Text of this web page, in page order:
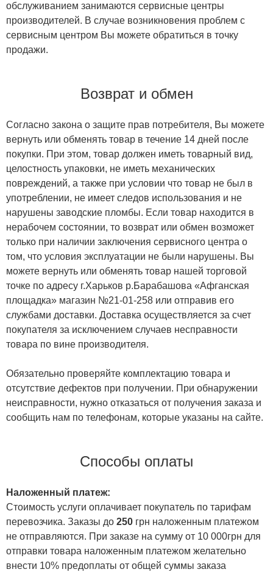
обслуживанием занимаются сервисные центры
производителей. В случае возникновения проблем с
сервисным центром Вы можете обратиться в точку
продажи.
Возврат и обмен
Согласно закона о защите прав потребителя, Вы можете
вернуть или обменять товар в течение 14 дней после
покупки. При этом, товар должен иметь товарный вид,
целостность упаковки, не иметь механических
повреждений, а также при условии что товар не был в
употреблении, не имеет следов использования и не
нарушены заводские пломбы. Если товар находится в
нерабочем состоянии, то возврат или обмен возможет
только при наличии заключения сервисного центра о
том, что условия эксплуатации не были нарушены. Вы
можете вернуть или обменять товар нашей торговой
точке по адресу г.Харьков р.Барабашова «Афганская
площадка» магазин №21-01-258 или отправив его
службами доставки. Доставка осуществляется за счет
покупателя за исключением случаев несправности
товара по вине производителя.
Обязательно проверяйте комплектацию товара и
отсутствие дефектов при получении. При обнаружении
неисправности, нужно отказаться от получения заказа и
сообщить нам по телефонам, которые указаны на сайте.
Способы оплаты
Наложенный платеж:
Стоимость услуги оплачивает покупатель по тарифам
перевозчика. Заказы до 250 грн наложенным платежом
не отправляются. При заказе на сумму от 10 000грн для
отправки товара наложенным платежом желательно
внести 10% предоплаты от общей суммы заказа